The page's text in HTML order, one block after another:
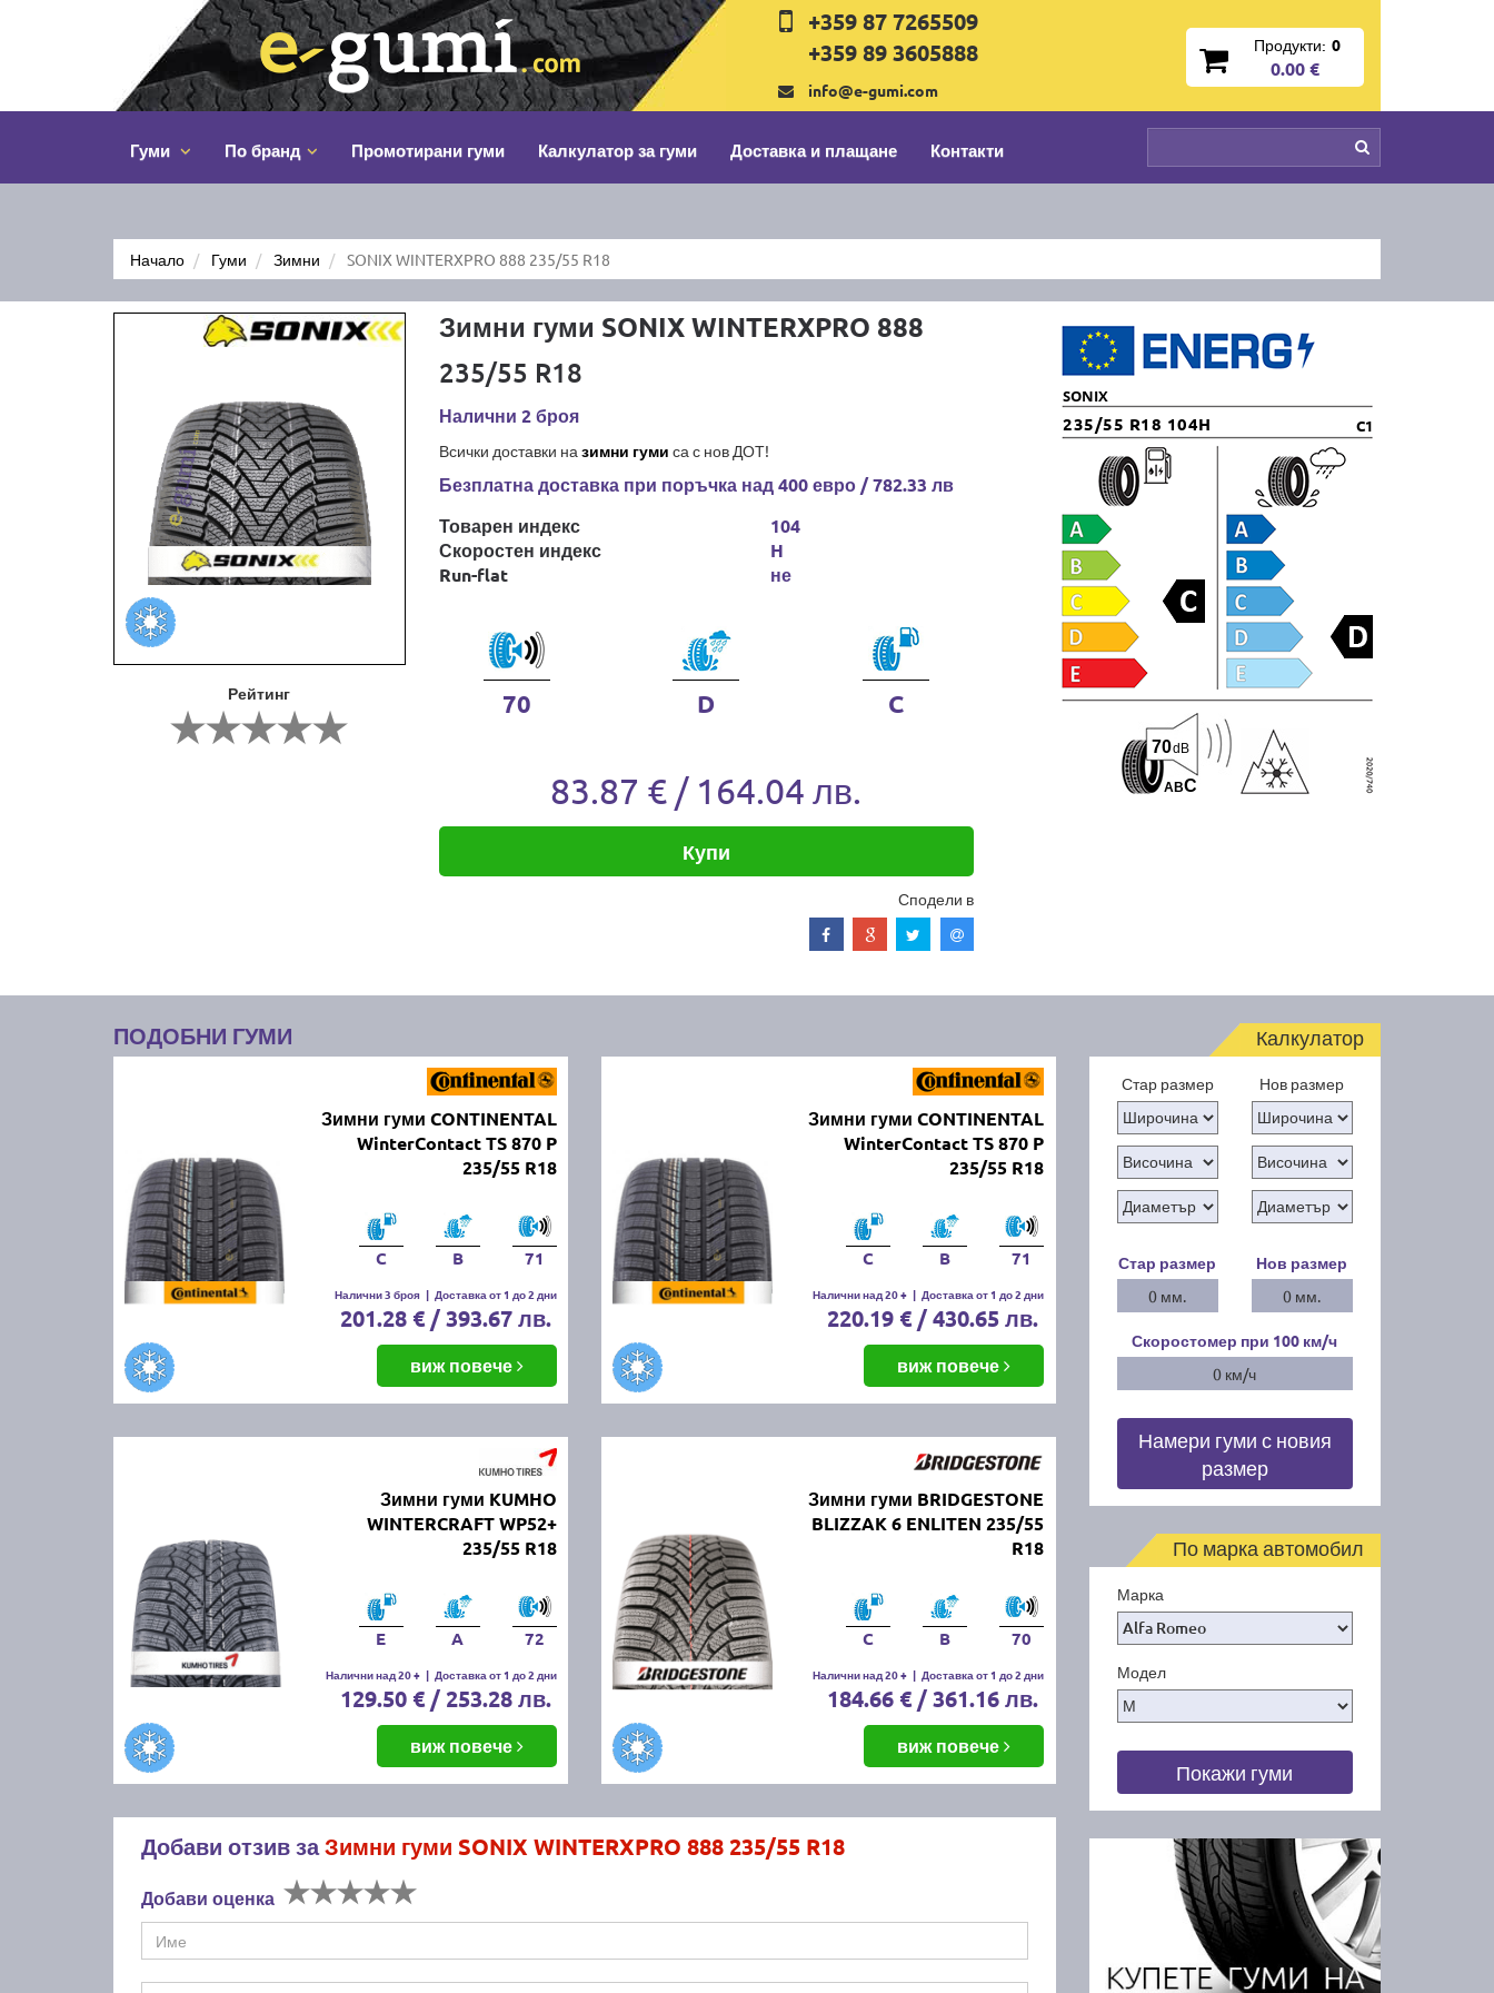
+359 87 7265509
+359 89 3605888
info@e-gumi.com
Продукти: 0
0.00 €
Гуми По бранд Промотирани гуми Калкулатор за гуми Доставка и плащане Контакти
Начало Гуми Зимни SONIX WINTERXPRO 888 235/55 R18
Рейтинг
Зимни гуми SONIX WINTERXPRO 888
235/55 R18
Налични 2 броя
Всички доставки на зимни гуми са с нов ДОТ!
Безплатна доставка при поръчка над 400 евро / 782.33 лв
Товарен индекс
Скоростен индекс
Run-flat
104
H
не
70 D C
83.87 € / 164.04 лв.
Купи
Сподели в
SONIX
235/55 R18 104H C1
A BC
70dB
ПОДОБНИ ГУМИ
Зимни гуми CONTINENTAL
WinterContact TS 870 P
235/55 R18
C B 71
Налични 3 броя | Доставка от 1 до 2 дни
201.28 € / 393.67 лв.
виж повече
Зимни гуми CONTINENTAL
WinterContact TS 870 P
235/55 R18
C B 71
Налични над 20 + | Доставка от 1 до 2 дни
220.19 € / 430.65 лв.
виж повече
Зимни гуми KUMHO
WINTERCRAFT WP52+
235/55 R18
E A 72
Налични над 20 + | Доставка от 1 до 2 дни
129.50 € / 253.28 лв.
виж повече
Зимни гуми BRIDGESTONE
BLIZZAK 6 ENLITEN 235/55
R18
C B 70
Налични над 20 + | Доставка от 1 до 2 дни
184.66 € / 361.16 лв.
виж повече
Добави отзив заЗимни гуми SONIX WINTERXPRO 888 235/55 R18
Добави оценка
Калкулатор
Стар размер Нов размер
Стар размер
0 мм.
Нов размер
0 мм.
Скоростомер при 100 км/ч
0 км/ч
Намери гуми с новия
размер
По марка автомобил
Марка
Модел
Покажи гуми